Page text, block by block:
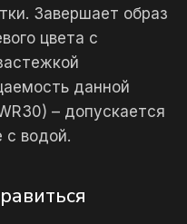
Завершает образ
цвета с
данной
– допускается
с водой.